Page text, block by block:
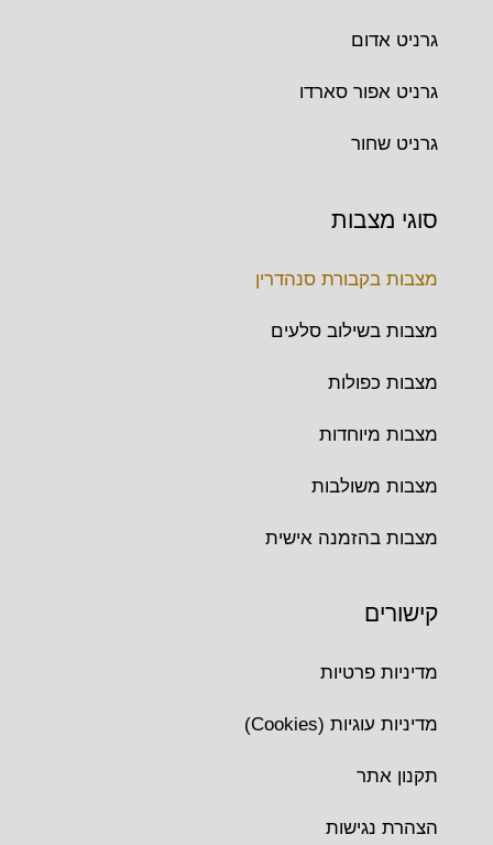
גרניט אדום
גרניט אפור סארדו
גרניט שחור
סוגי מצבות
מצבות בקבורת סנהדרין
מצבות בשילוב סלעים
מצבות כפולות
מצבות מיוחדות
מצבות משולבות
מצבות בהזמנה אישית
קישורים
מדיניות פרטיות
מדיניות עוגיות (Cookies)
תקנון אתר
הצהרת נגישות